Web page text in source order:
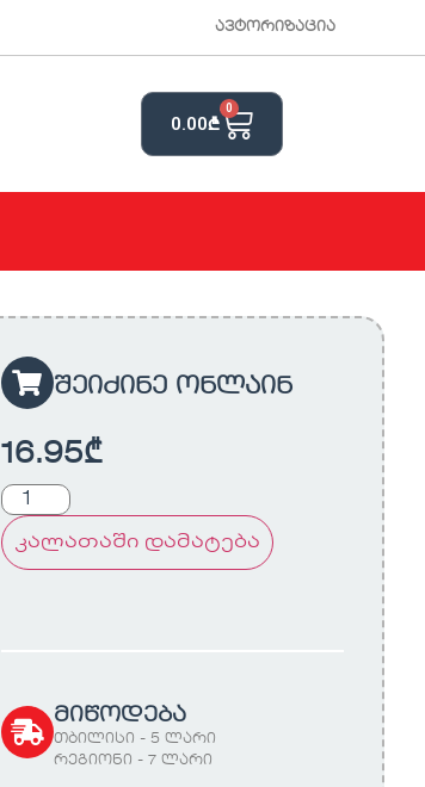
ავტორიზაცია
0.00₾
0
შეიძინე ონლაინ
16.95₾
კალათაში დამატება
მიწოდება
თბილისი - 5 ლარი
რეგიონი - 7 ლარი